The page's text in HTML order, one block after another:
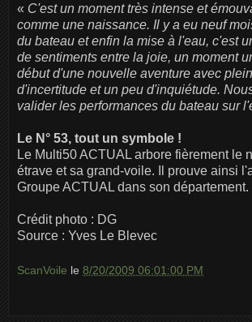
« C'est un moment très intense et
comme une naissance. Il y a eu neuf
du bateau et enfin la mise à l'eau, c'est
de sentiments entre la joie, un moment
début d'une nouvelle aventure avec
d'incertitude et un peu d'inquiétude.
valider les performances du bateau sur
Le N° 53, tout un symbole !
Le Multi50 ACTUAL arbore fièrement le
étrave et sa grand-voile. Il prouve ainsi
Groupe ACTUAL dans son département.
Crédit photo : DG
Source : Yves Le Blevec
ScanVoile le 8/20/2009 06:01:00 PM